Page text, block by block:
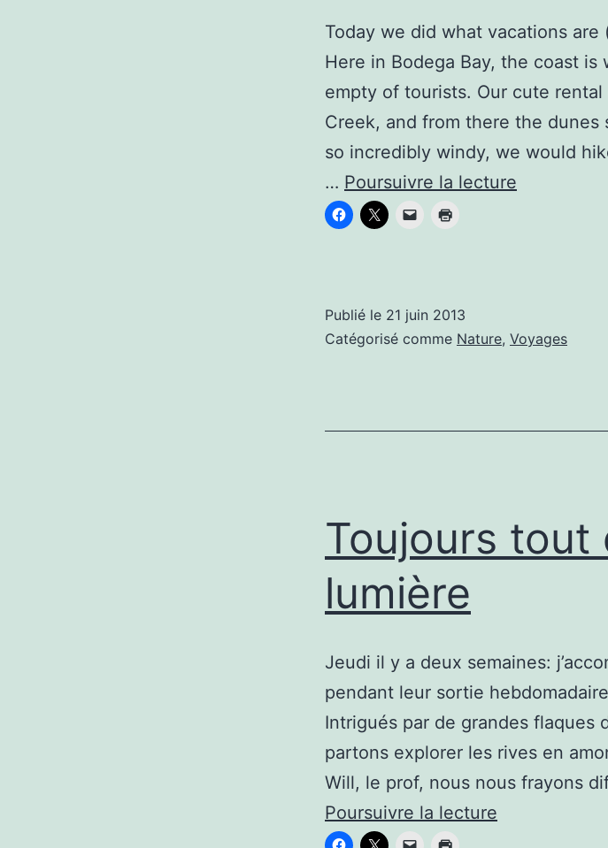
Today we did what vacations are
Here in Bodega Bay, the coast
empty of tourists. Our cute
Creek, and from there the dunes
so incredibly windy, we would
… Poursuivre la lecture
California
Publié le 21 juin 2013
Catégorisé comme Nature, Voyages
Toujours tout
lumière
Jeudi il y a deux semaines:
pendant leur sortie
Intrigués par de grandes flaques
partons explorer les rives en
Will, le prof, nous nous frayons
Poursuivre la lecture